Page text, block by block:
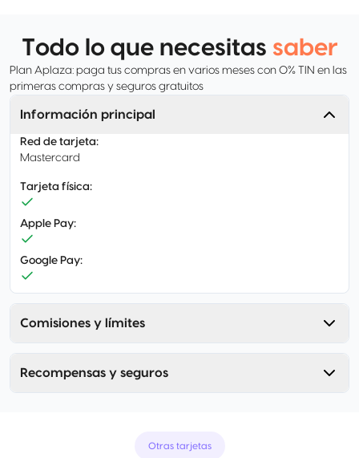
Todo lo que necesitas saber
Plan Aplaza: paga tus compras en varios meses con 0% TIN en las
primeras compras y seguros gratuitos
Información principal
Red de tarjeta:
Mastercard
Tarjeta física:
Apple Pay:
Google Pay:
Comisiones y límites
Recompensas y seguros
Otras tarjetas